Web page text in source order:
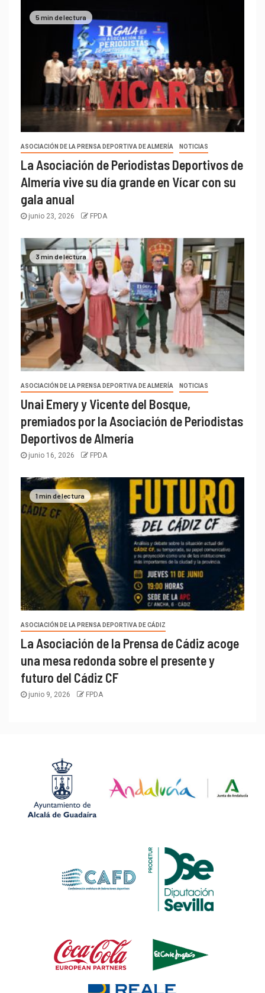
5 min de lectura
ASOCIACIÓN DE LA PRENSA DEPORTIVA DE ALMERÍA NOTICIAS
La Asociación de Periodistas Deportivos de
Almería vive su día grande en Vícar con su
gala anual
junio 23, 2026 FPDA
3 min de lectura
ASOCIACIÓN DE LA PRENSA DEPORTIVA DE ALMERÍA NOTICIAS
Unai Emery y Vicente del Bosque,
premiados por la Asociación de Periodistas
Deportivos de Almería
junio 16, 2026 FPDA
1 min de lectura
ASOCIACIÓN DE LA PRENSA DEPORTIVA DE CÁDIZ
La Asociación de la Prensa de Cádiz acoge
una mesa redonda sobre el presente y
futuro del Cádiz CF
junio 9, 2026 FPDA